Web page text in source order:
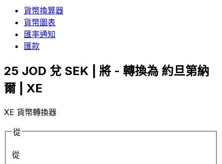
貨幣換算器
貨幣圖表
匯率通知
匯款
25 JOD 兌 SEK | 將 - 轉換為 約旦第納
爾 | XE
XE 貨幣轉換器
從
從